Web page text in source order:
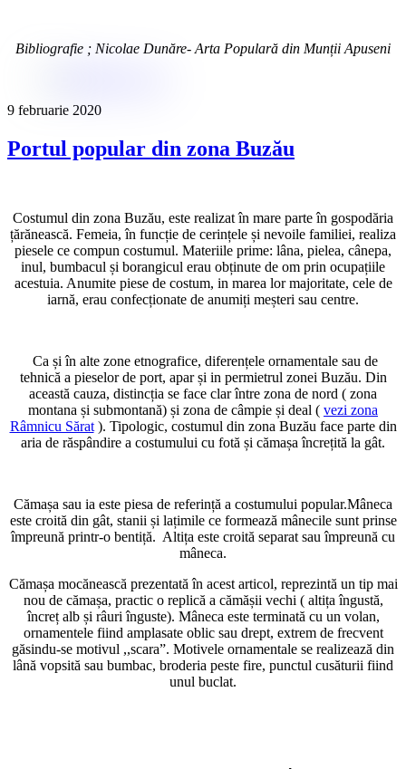
Bibliografie ; Nicolae Dunăre- Arta Populară din Munții Apuseni
9 februarie 2020
Portul popular din zona Buzău
Costumul din zona Buzău, este realizat în mare parte în gospodăria
țărănească. Femeia, în funcție de cerințele și nevoile familiei, realiza
piesele ce compun costumul. Materiile prime: lâna, pielea, cânepa,
inul, bumbacul și borangicul erau obținute de om prin ocupațiile
acestuia. Anumite piese de costum, in marea lor majoritate, cele de
iarnă, erau confecționate de anumiți meșteri sau centre.
Ca și în alte zone etnografice, diferențele ornamentale sau de
tehnică a pieselor de port, apar și in permietrul zonei Buzău. Din
această cauza, distincția se face clar între zona de nord ( zona
montana și submontană) și zona de câmpie și deal ( vezi zona
Râmnicu Sărat). Tipologic, costumul din zona Buzău face parte din
aria de răspândire a costumului cu fotă și cămașa încrețită la gât.
Cămașa sau ia este piesa de referință a costumului popular.Mâneca
este croită din gât, stanii și lațimile ce formează mânecile sunt prinse
împreună printr-o bentiță. Altița este croită separat sau împreună cu
mâneca.
Cămașa mocănească prezentată în acest articol, reprezintă un tip mai
nou de cămașa, practic o replică a cămășii vechi ( altița îngustă,
încreț alb și râuri înguste). Mâneca este terminată cu un volan,
ornamentele fiind amplasate oblic sau drept, extrem de frecvent
găsindu-se motivul ,,scara”. Motivele ornamentale se realizează din
lână vopsită sau bumbac, broderia peste fire, punctul cusăturii fiind
unul buclat.